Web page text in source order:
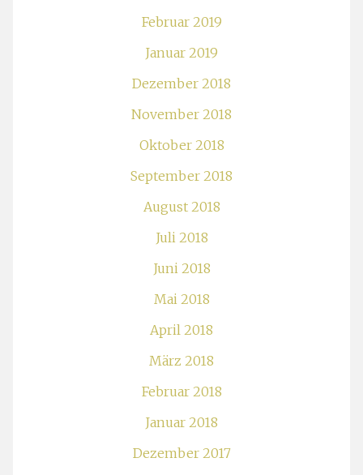
Februar 2019
Januar 2019
Dezember 2018
November 2018
Oktober 2018
September 2018
August 2018
Juli 2018
Juni 2018
Mai 2018
April 2018
März 2018
Februar 2018
Januar 2018
Dezember 2017